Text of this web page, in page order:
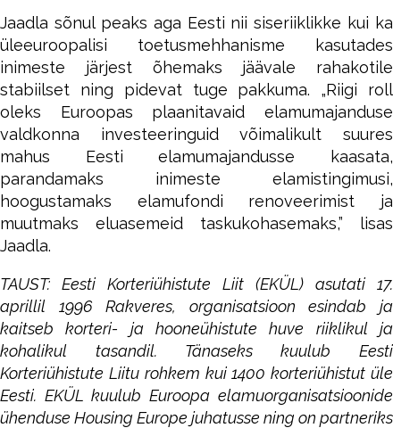
Jaadla sõnul peaks aga Eesti nii siseriiklikke kui ka
üleeuroopalisi toetusmehhanisme kasutades
inimeste järjest õhemaks jäävale rahakotile
stabiilset ning pidevat tuge pakkuma. „Riigi roll
oleks Euroopas plaanitavaid elamumajanduse
valdkonna investeeringuid võimalikult suures
mahus Eesti elamumajandusse kaasata,
parandamaks inimeste elamistingimusi,
hoogustamaks elamufondi renoveerimist ja
muutmaks eluasemeid taskukohasemaks,” lisas
Jaadla.
TAUST: Eesti Korteriühistute Liit (EKÜL) asutati 17.
aprillil 1996 Rakveres, organisatsioon esindab ja
kaitseb korteri- ja hooneühistute huve riiklikul ja
kohalikul tasandil. Tänaseks kuulub Eesti
Korteriühistute Liitu rohkem kui 1400 korteriühistut üle
Eesti. EKÜL kuulub Euroopa elamuorganisatsioonide
ühenduse Housing Europe juhatusse ning on partneriks